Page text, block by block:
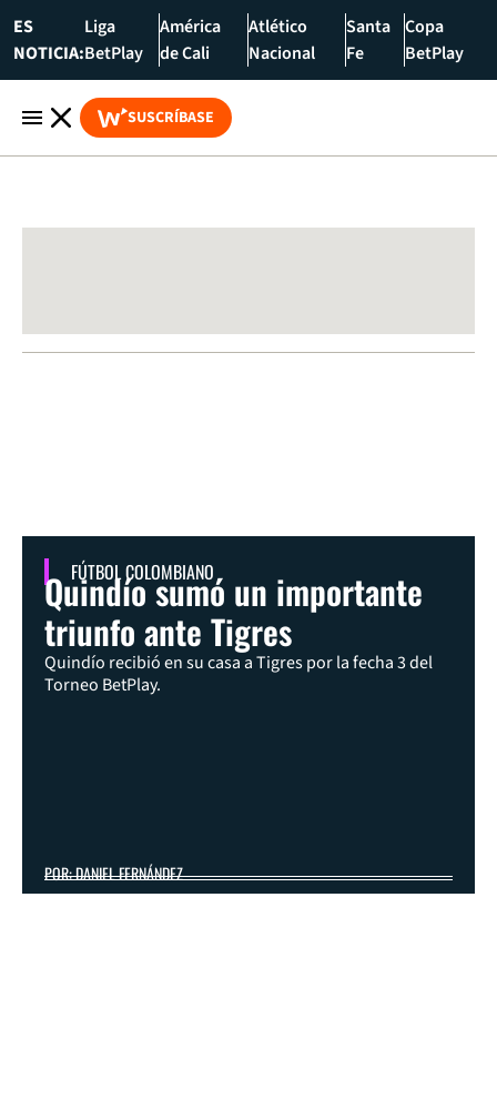
ES
NOTICIA:
Liga
BetPlay
América
de Cali
Atlético
Nacional
Santa
Fe
Copa
BetPlay
SUSCRÍBASE
FÚTBOL COLOMBIANO
Quindío sumó un importante
triunfo ante Tigres
Quindío recibió en su casa a Tigres por la fecha 3 del
Torneo BetPlay.
POR: DANIEL FERNÁNDEZ